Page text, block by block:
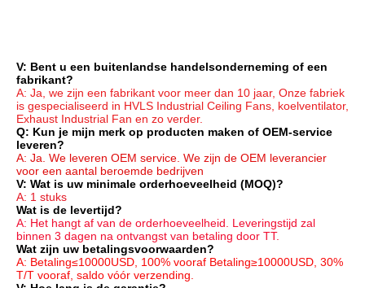
V: Bent u een buitenlandse handelsonderneming of een
fabrikant?
A: Ja, we zijn een fabrikant voor meer dan 10 jaar, Onze fabriek
is gespecialiseerd in HVLS Industrial Ceiling Fans, koelventilator,
Exhaust Industrial Fan en zo verder.
Q: Kun je mijn merk op producten maken of OEM-service
leveren?
A: Ja. We leveren OEM service. We zijn de OEM leverancier
voor een aantal beroemde bedrijven
V: Wat is uw minimale orderhoeveelheid (MOQ)?
A: 1 stuks
Wat is de levertijd?
A: Het hangt af van de orderhoeveelheid. Leveringstijd zal
binnen 3 dagen na ontvangst van betaling door TT.
Wat zijn uw betalingsvoorwaarden?
A: Betaling≤10000USD, 100% vooraf Betaling≥10000USD, 30%
T/T vooraf, saldo vóór verzending.